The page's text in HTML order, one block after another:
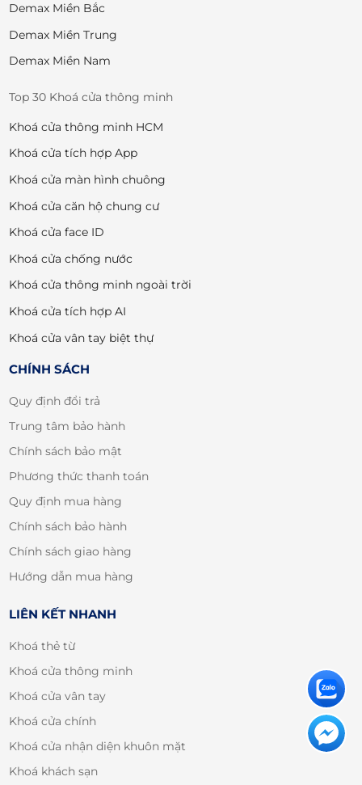
Demax Miền Bắc
Demax Miền Trung
Demax Miền Nam
Top 30 Khoá cửa thông minh
Khoá cửa thông minh HCM
Khoá cửa tích hợp App
Khoá cửa màn hình chuông
Khoá cửa căn hộ chung cư
Khoá cửa face ID
Khoá cửa chống nước
Khoá cửa thông minh ngoài trời
Khoá cửa tích hợp AI
Khoá cửa vân tay biệt thự
CHÍNH SÁCH
Quy định đổi trả
Trung tâm bảo hành
Chính sách bảo mật
Phương thức thanh toán
Quy định mua hàng
Chính sách bảo hành
Chính sách giao hàng
Hướng dẫn mua hàng
LIÊN KẾT NHANH
Khoá thẻ từ
Khoá cửa thông minh
Khoá cửa vân tay
Khoá cửa chính
Khoá cửa nhận diện khuôn mặt
Khoá khách sạn